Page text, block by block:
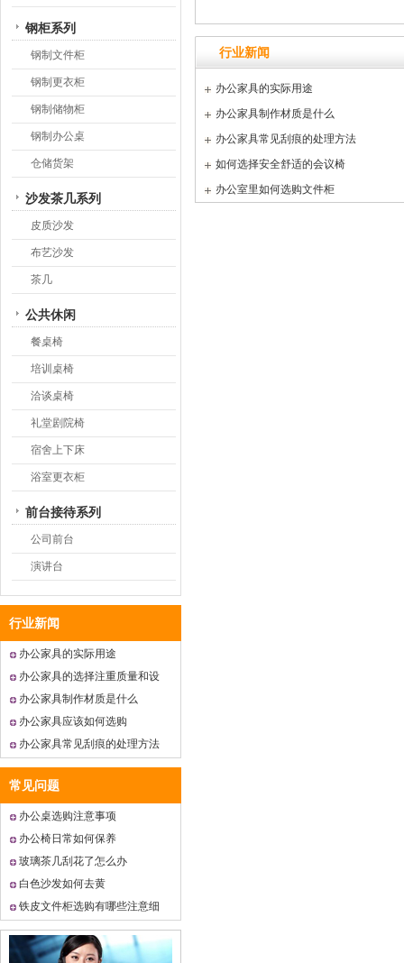
钢柜系列
钢制文件柜
钢制更衣柜
钢制储物柜
钢制办公桌
仓储货架
沙发茶几系列
皮质沙发
布艺沙发
茶几
公共休闲
餐桌椅
培训桌椅
洽谈桌椅
礼堂剧院椅
宿舍上下床
浴室更衣柜
前台接待系列
公司前台
演讲台
行业新闻
办公家具的实际用途
办公家具的选择注重质量和设
计
办公家具制作材质是什么
办公家具应该如何选购
办公家具常见刮痕的处理方法
常见问题
办公桌选购注意事项
办公椅日常如何保养
玻璃茶几刮花了怎么办
白色沙发如何去黄
铁皮文件柜选购有哪些注意细
节
行业新闻
办公家具的实际用途
办公家具制作材质是什么
办公家具常见刮痕的处理方法
如何选择安全舒适的会议椅
办公室里如何选购文件柜